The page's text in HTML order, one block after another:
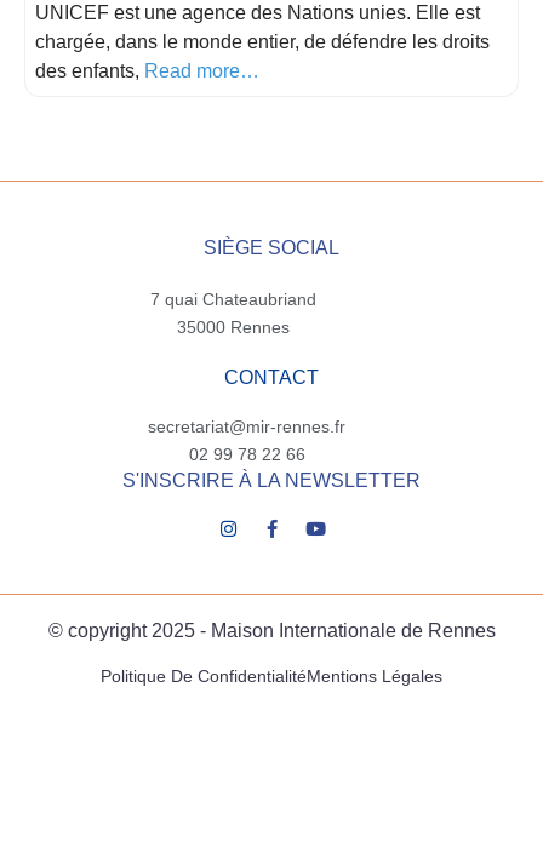
UNICEF est une agence des Nations unies. Elle est
chargée, dans le monde entier, de défendre les droits
des enfants, Read more…
SIÈGE SOCIAL
7 quai Chateaubriand
35000 Rennes
CONTACT
secretariat@mir-rennes.fr
02 99 78 22 66
S'INSCRIRE À LA NEWSLETTER
© copyright 2025 - Maison Internationale de Rennes
Politique De ConfidentialitéMentions Légales